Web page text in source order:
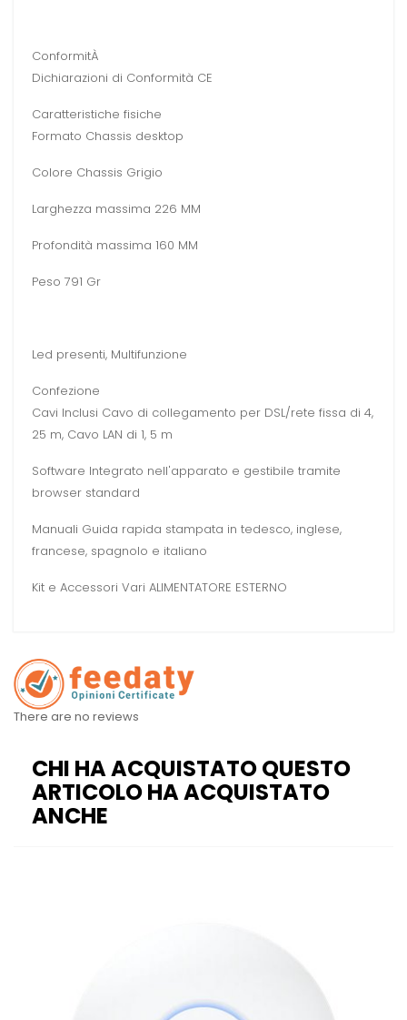
ConformitÀ
Dichiarazioni di Conformità CE
Caratteristiche fisiche
Formato Chassis desktop
Colore Chassis Grigio
Larghezza massima 226 MM
Profondità massima 160 MM
Peso 791 Gr
Led presenti, Multifunzione
Confezione
Cavi Inclusi Cavo di collegamento per DSL/rete fissa di 4,
25 m, Cavo LAN di 1, 5 m
Software Integrato nell'apparato e gestibile tramite
browser standard
Manuali Guida rapida stampata in tedesco, inglese,
francese, spagnolo e italiano
Kit e Accessori Vari ALIMENTATORE ESTERNO
There are no reviews
CHI HA ACQUISTATO QUESTO
ARTICOLO HA ACQUISTATO
ANCHE